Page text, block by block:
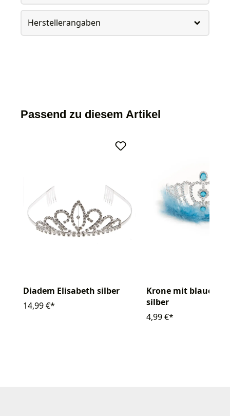
Herstellerangaben
Passend zu diesem Artikel
Diadem Elisabeth silber
14,99 €*
Krone mit blauen
silber
4,99 €*